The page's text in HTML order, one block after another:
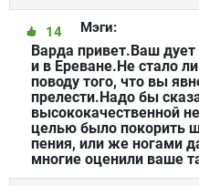
Мэги:
14
Варда привет.Ваш
и в Ереване.Не стало
поводу того, что вы
прелести.Надо бы
высококачественной
целью было покорить
пения, или же ногами
многие оценили ваше